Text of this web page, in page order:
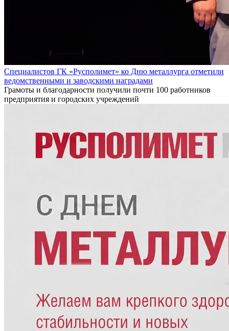
Специалистов ГК «Русполимет» ко Дню металлурга отметили
ведомственными и заводскими наградами
Грамоты и благодарности получили почти 100 работников
предприятия и городских учреждений